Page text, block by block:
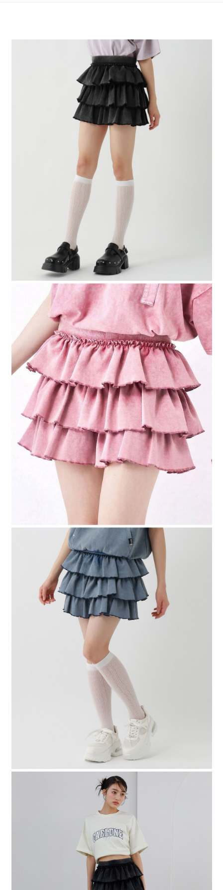
醒簡訊。
2.透過簡訊連結打開帳單後，可選擇「超商條碼／台灣大直營門市／銀行轉
帳／街口支付／iPASS MONEY」等通路繳費。
1.本服務係由「台灣大哥大股份有限公司」（以下簡稱本公司）所提供，讓
用戶於交易時，得透過本服務購買商品或服務，並由商店將買賣／分期付款
買賣價金債權讓與本公司後，依約使用本公司帳單繳交帳款。
2.基於同意付款使用「大哥付你分期」之契約關係目的，商店將以您的個人
資料（包含姓名、電話或地址）提供予台灣大哥大進項蒐集、處理及利用，
由本公司與您本人進行分期帳單所需資料之確認、核對及更正。
3.完整用戶服務條款，請詳閱以下連結：
https://oppay.tw/userRule
１．於結帳方式選擇「AFTEE先享後付」後，將跳轉至「AFTEE先享後付」
結帳頁面，進行簡訊認證並確認金額後，即可完成結帳。
２．訂單成立數日內，您將收到繳費通知簡訊。
３．收到繳費通知簡訊後14天內，點擊此簡訊中的連結，可透過四大超商／
ATM／網路銀行／等多元方式進行付款，方視為交易完成。
※ 請注意：結帳手續完成當下不需立刻繳費，但若您需要取消訂單，請聯絡
購買商品的店家。未經商家同意取消之訂單仍視為有效，需透過AFTEE先享
※ 交易是否成功請以「AFTEE先享後付 」之結帳頁面顯示為準，若有關於
是否繳費成功／繳費後需取消欲退款等相關疑問，請聯繫「AFTEE先享後付
https://netprotections.freshdesk.com/support/home
１．透過由恩沛科技股份有限公司提供之「AFTEE先享後付」服務完成之交
易，需依本服務之必要範圍內提供個人資料，並將交易相關給付款項請求債
權轉讓予恩沛科技股份有限公司。
２．關於個人資料處理事宜，請瀏覽以下網址：
３．未成年的使用者請事先徵得法定代理人或監護人之同意方可使用
「AFTEE先享後付」，若未經同意申辦者引起之損失，本公司不負相關責
４．使用「AFTEE先享後付」時，將依據個別帳號之用戶狀況，依本公司即
時審查核予不同之上限額度；若仍有額度不足之情形，本公司將視審查結果
請求用戶進行身份認證。
５．嚴禁一人註冊多個帳號或使用他人資訊註冊。若發現惡意使用之情形，
恩沛科技股份有限公司將有權停止該用戶之使用額度並採取法律行動。
每筆NT$80，滿NT$1,500(含以上)免運費
每筆NT$80，滿NT$1,500(含以上)免運費
每筆NT$80，滿NT$1,500(含以上)免運費
每筆NT$80，滿NT$1,500(含以上)免運費